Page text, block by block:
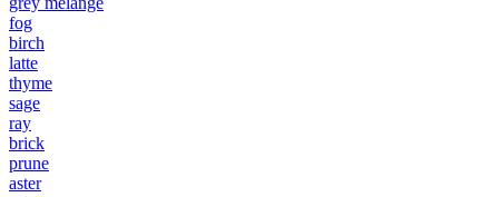
fog
birch
latte
thyme
sage
ray
brick
prune
aster